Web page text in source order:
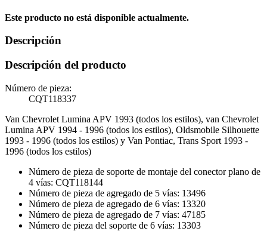
Este producto no está disponible actualmente.
Descripción
Descripción del producto
Número de pieza:
CQT118337
Van Chevrolet Lumina APV 1993 (todos los estilos), van Chevrolet
Lumina APV 1994 - 1996 (todos los estilos), Oldsmobile Silhouette
1993 - 1996 (todos los estilos) y Van Pontiac, Trans Sport 1993 -
1996 (todos los estilos)
Número de pieza de soporte de montaje del conector plano de
4 vías: CQT118144
Número de pieza de agregado de 5 vías: 13496
Número de pieza de agregado de 6 vías: 13320
Número de pieza de agregado de 7 vías: 47185
Número de pieza del soporte de 6 vías: 13303